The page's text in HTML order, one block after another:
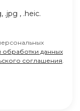
.jpg , .heic.
обработки данных
соглашения